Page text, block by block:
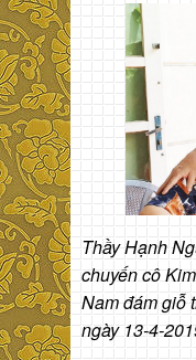
Thầy Hạnh
chuyếncô
Nam đám giỗ
ngày 13-4-